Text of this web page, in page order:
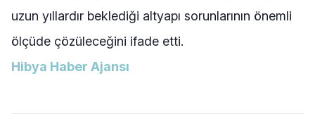
uzun yıllardır beklediği altyapı sorunlarının önemli
ölçüde çözüleceğini ifade etti.
Hibya Haber Ajansı